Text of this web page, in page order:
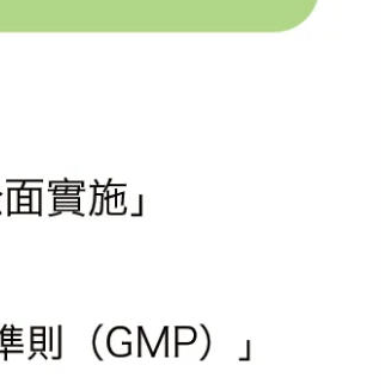
大潭藻礁獲海洋保育組織「
⋯